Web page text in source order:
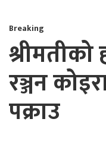
Breaking
श्रीमतीको
रञ्जन
पक्राउ